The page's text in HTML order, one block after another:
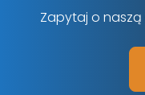
Zapytaj o naszą